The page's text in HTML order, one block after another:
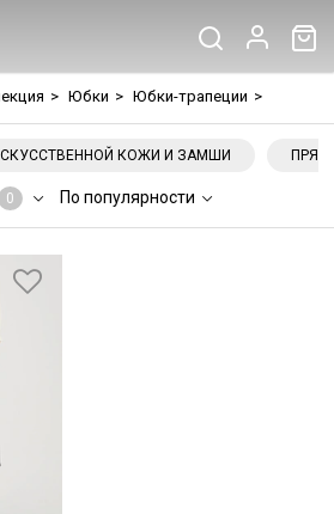
> Юбки > Юбки-трапеции >
КОЖИ И ЗАМШИ
0 По популярности